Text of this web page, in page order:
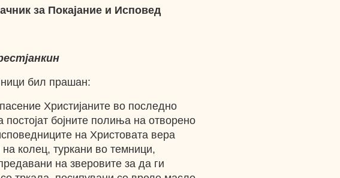
за Покајание и Исповед
бил прашан:
Христијаните во последно
бојните полиња на отворено
на Христовата вера
колец, туркани во темници,
на зверовите за да ги